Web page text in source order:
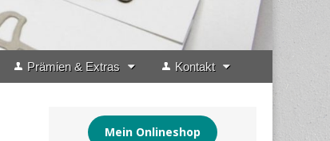
Prämien & Extras Kontakt
Mein Onlineshop